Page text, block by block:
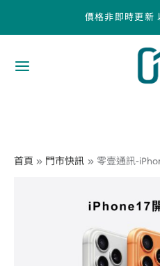
價格非即時更新
首頁 門市快訊 零壹通訊-